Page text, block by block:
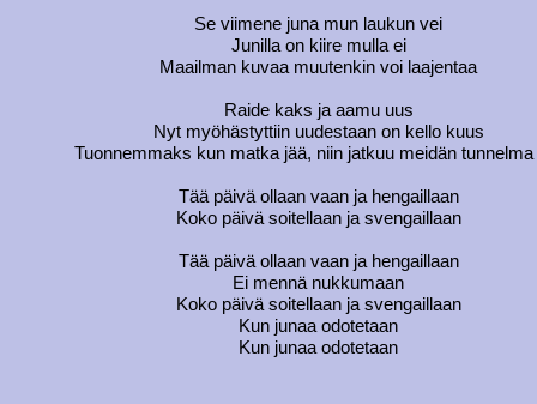
Se viimene juna mun laukun vei
Junilla on kiire mulla ei
Maailman kuvaa muutenkin voi laajentaa
Raide kaks ja aamu uus
Nyt myöhästyttiin uudestaan on kello kuus
Tuonnemmaks kun matka jää, niin jatkuu meidän tunnelma
Tää päivä ollaan vaan ja hengaillaan
Koko päivä soitellaan ja svengaillaan
Tää päivä ollaan vaan ja hengaillaan
Ei mennä nukkumaan
Koko päivä soitellaan ja svengaillaan
Kun junaa odotetaan
Kun junaa odotetaan